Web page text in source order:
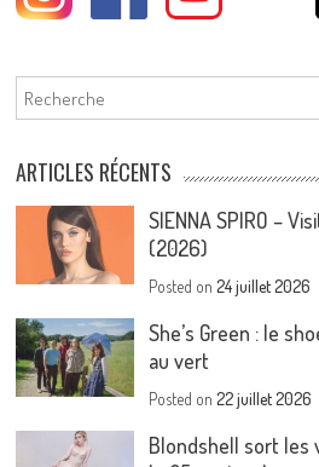
Rechercher
ARTICLES RÉCENTS
SIENNA SPIRO –
(2026)
Posted on24 juillet 2026
She’s Green : le
au vert
Posted on22 juillet 2026
Blondshell sort les